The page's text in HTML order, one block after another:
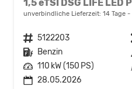
unverbindliche Lieferzeit: 14 Tage
Fahrzeugnr. 5122203
Kraftstoff Benzin
Leistung 110 kW (150 PS)
28.05.2026